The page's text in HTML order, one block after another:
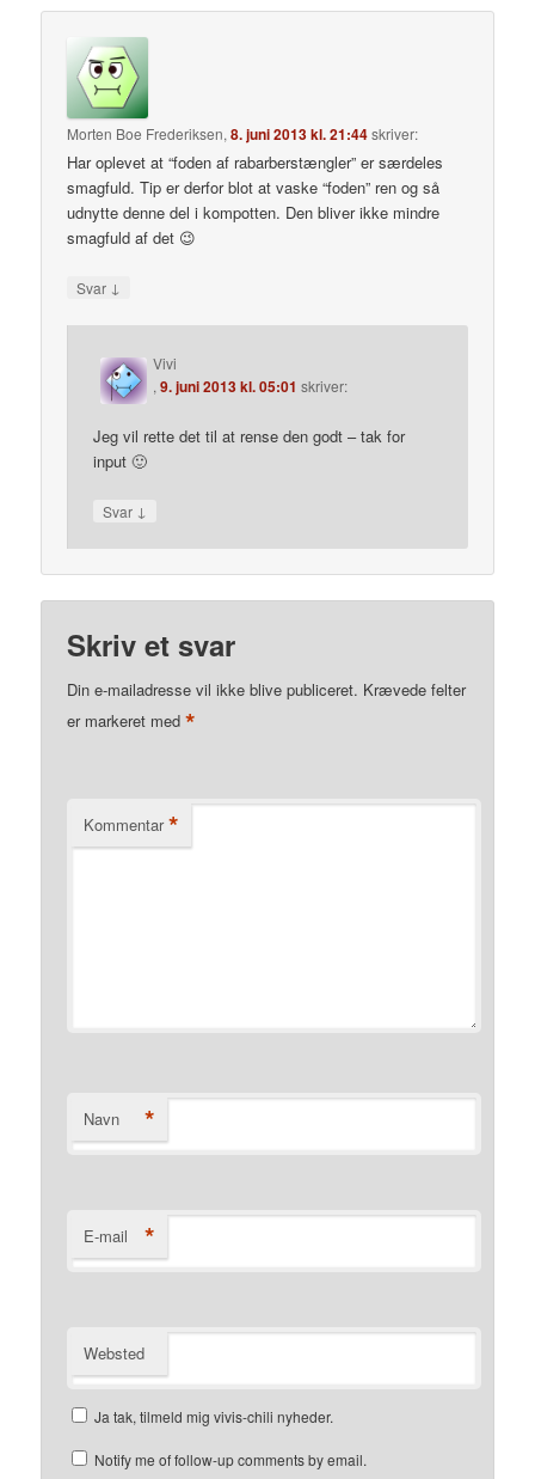
Morten Boe Frederiksen,8. juni 2013 kl. 21:44skriver:
Har oplevet at “foden af rabarberstængler” er særdeles
smagfuld. Tip er derfor blot at vaske “foden” ren og så
udnytte denne del i kompotten. Den bliver ikke mindre
smagfuld af det 😉
Svar ↓
Vivi
,9. juni 2013 kl. 05:01 skriver:
Jeg vil rette det til at rense den godt – tak for
input 🙂
Svar ↓
Skriv et svar
Din e-mailadresse vil ikke blive publiceret. Krævede felter
er markeret med*
Kommentar *
Navn *
E-mail *
Websted
Ja tak, tilmeld mig vivis-chili nyheder.
Notify me of follow-up comments by email.